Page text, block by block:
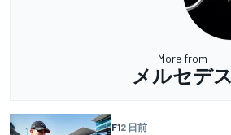
More from
メルセデス
F12 日前